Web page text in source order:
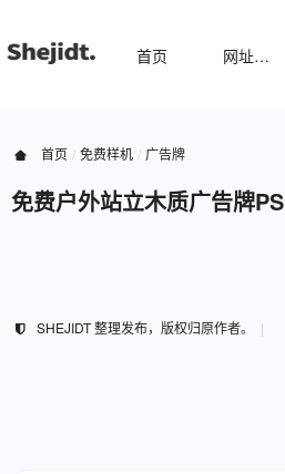
首页 网址导航
首页 免费样机 广告牌
免费户外站立木质广告牌
SHEJIDT 整理发布，版权归原作者。